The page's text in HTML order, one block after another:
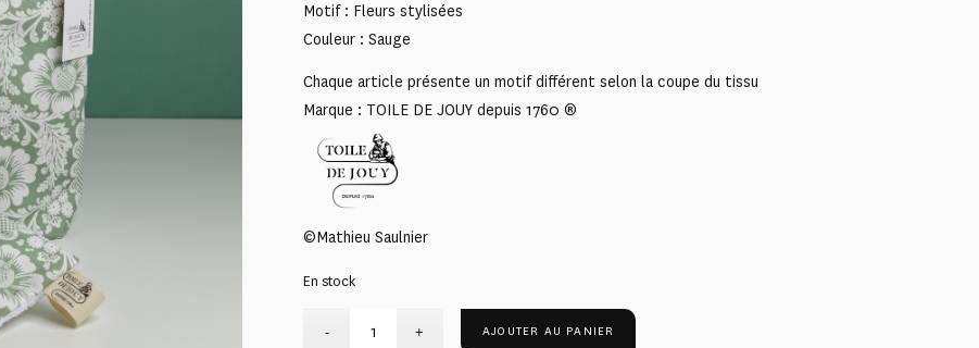
Motif : Fleurs stylisées
Couleur : Sauge
Chaque article présente un motif différent selon la coupe du tissu
Marque : TOILE DE JOUY depuis 1760 ®
©Mathieu Saulnier
En stock
AJOUTER AU PANIER